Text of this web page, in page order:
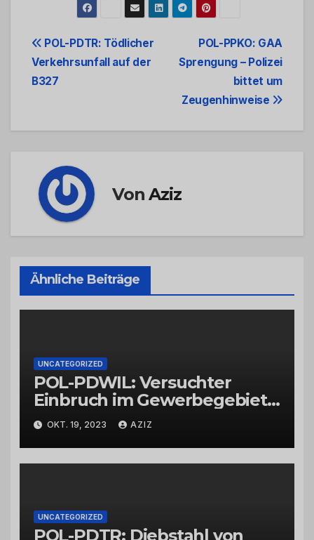
Beitrags-
Navigation
POL-PPKO: GAA
Sprengung – Polizei
bittet um
Zeugenhinweise
POL-PDTR: Tödlicher
Verkehrsunfall auf der
B327
VonAziz
Ähnliche Beiträge
UNCATEGORIZED
POL-PDWIL: Versuchter
Einbruch im Gewerbegebiet
Wittlich
OKT. 19, 2023 AZIZ
UNCATEGORIZED
POL-PDTR: Diebstahl von